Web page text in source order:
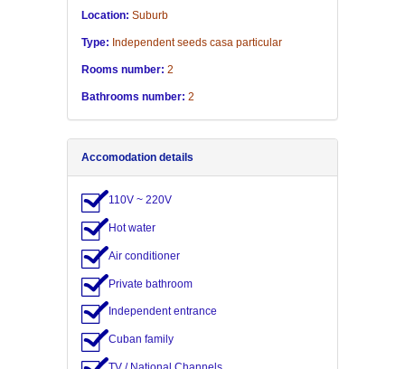
Location: Suburb
Type: Independent seeds casa particular
Rooms number: 2
Bathrooms number: 2
Accomodation details
110V ~ 220V
Hot water
Air conditioner
Private bathroom
Independent entrance
Cuban family